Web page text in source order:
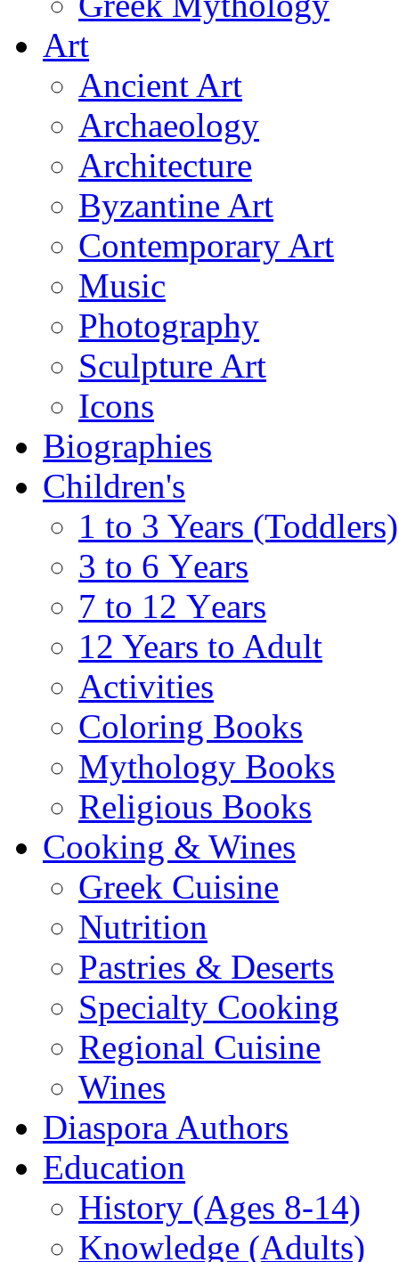
Art
Ancient Art
Archaeology
Architecture
Byzantine Art
Contemporary Art
Music
Photography
Sculpture Art
Icons
Biographies
Children's
1 to 3 Years (Toddlers)
3 to 6 Υears
7 to 12 Υears
12 Years to Adult
Activities
Coloring Books
Mythology Books
Religious Books
Cooking & Wines
Greek Cuisine
Nutrition
Pastries & Deserts
Specialty Cooking
Regional Cuisine
Wines
Diaspora Authors
Education
History (Ages 8-14)
Knowledge (Adults)